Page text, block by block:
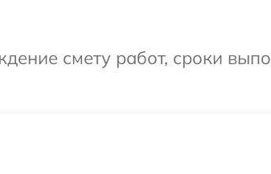
смету работ, сроки